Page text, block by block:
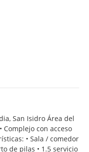
San Isidro Área del
Complejo con acceso
• Sala / comedor
de pilas • 1.5 servicio